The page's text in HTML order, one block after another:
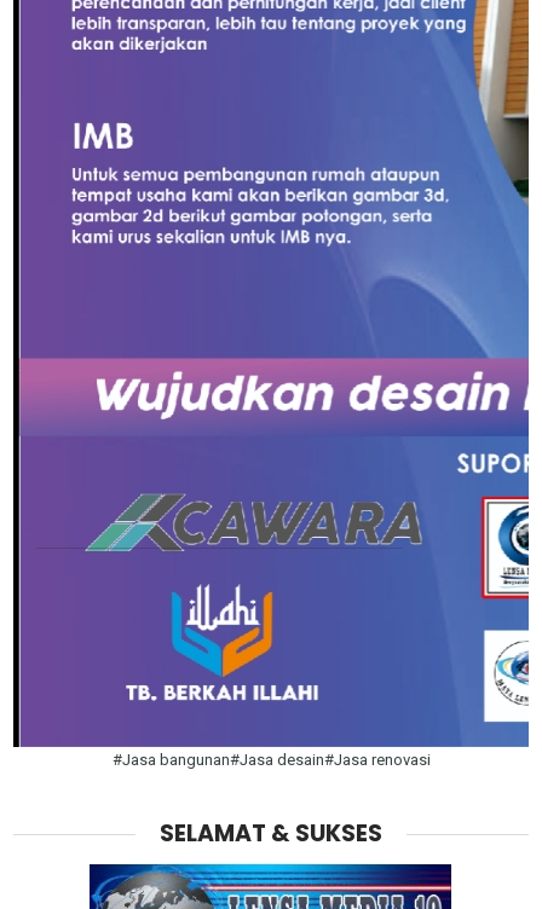
#Jasa bangunan#Jasa desain#Jasa renovasi
SELAMAT & SUKSES